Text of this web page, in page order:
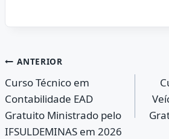
Navegação
de
Post
ANTERIOR
Curso Técnico em
Contabilidade EAD
Gratuito Ministrado pelo
IFSULDEMINAS em 2026